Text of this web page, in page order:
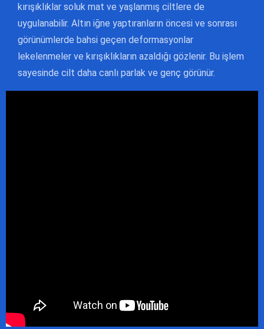
kırışıklıklar soluk mat ve yaşlanmış ciltlere de
uygulanabilir. Altın iğne yaptıranların öncesi ve sonrası
görünümlerde bahsi geçen deformasyonlar
lekelenmeler ve kırışıklıkların azaldığı gözlenir. Bu işlem
sayesinde cilt daha canlı parlak ve genç görünür.